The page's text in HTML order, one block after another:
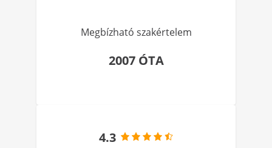
Megbízható szakértelem
2007 ÓTA
4.3